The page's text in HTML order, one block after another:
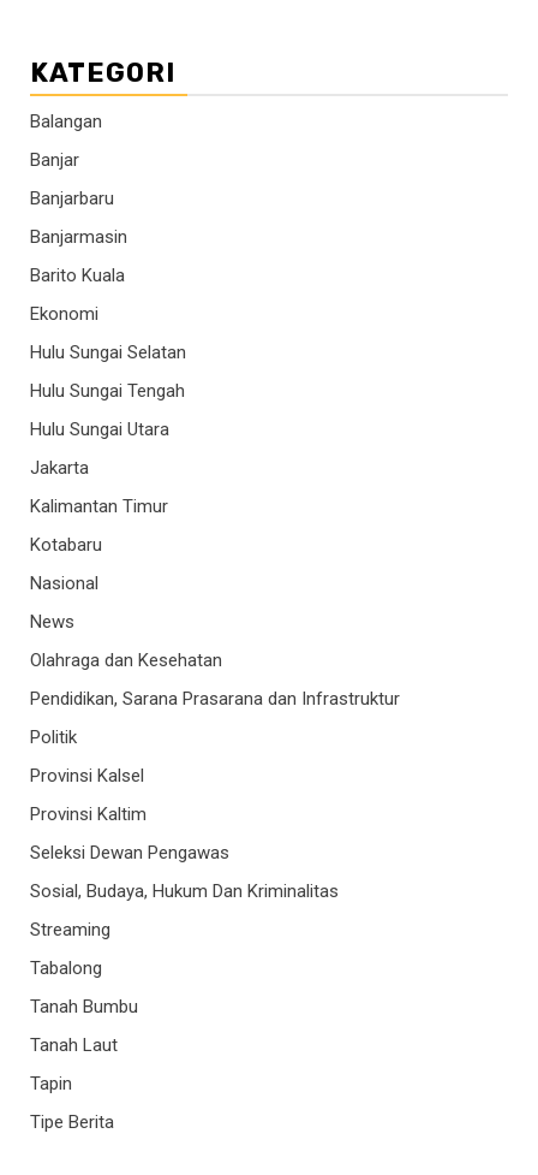
KATEGORI
Balangan
Banjar
Banjarbaru
Banjarmasin
Barito Kuala
Ekonomi
Hulu Sungai Selatan
Hulu Sungai Tengah
Hulu Sungai Utara
Jakarta
Kalimantan Timur
Kotabaru
Nasional
News
Olahraga dan Kesehatan
Pendidikan, Sarana Prasarana dan Infrastruktur
Politik
Provinsi Kalsel
Provinsi Kaltim
Seleksi Dewan Pengawas
Sosial, Budaya, Hukum Dan Kriminalitas
Streaming
Tabalong
Tanah Bumbu
Tanah Laut
Tapin
Tipe Berita